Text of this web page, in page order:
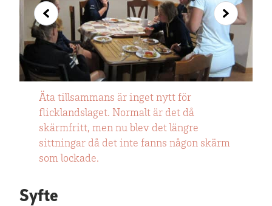
Äta tillsammans är inget nytt för
flicklandslaget. Normalt är det då
skärmfritt, men nu blev det längre
sittningar då det inte fanns någon skärm
som lockade.
Laga mat tillsammans är alltid en bra
gruppövning.
Frulle!
Syfte